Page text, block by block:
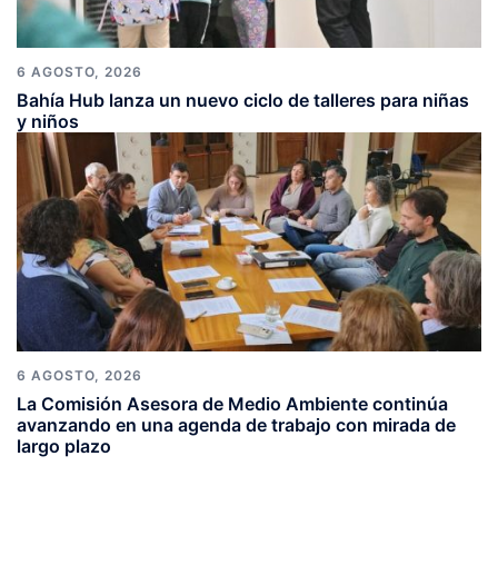
6 AGOSTO, 2026
Bahía Hub lanza un nuevo ciclo de talleres para niñas
y niños
6 AGOSTO, 2026
La Comisión Asesora de Medio Ambiente continúa
avanzando en una agenda de trabajo con mirada de
largo plazo